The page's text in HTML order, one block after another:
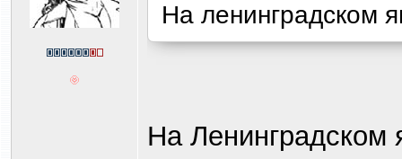
На ленинградском
На Ленинградском